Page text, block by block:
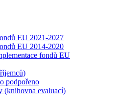
EU 2021-2027
EU 2014-2020
fondů EU
podpořeno
(knihovna evaluací)